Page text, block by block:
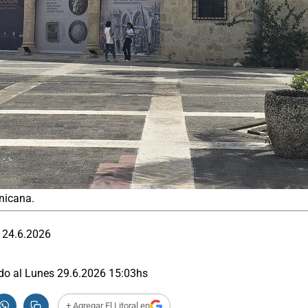
al Lunes 29.6.2026 15:03hs
+ Agregar El Litoral en